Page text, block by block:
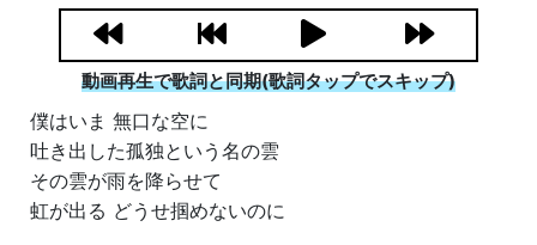
動画再生で歌詞と同期(歌詞タップでスキップ)
僕はいま 無口な空に
吐き出した孤独という名の雲
その雲が雨を降らせて
虹が出る どうせ掴めないのに